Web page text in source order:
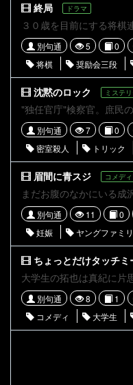
終局 ドラマ
別句通 5 0
将棋
奨励会三段
沈黙のロック ミステ
別句通 7 0
密室殺人
トリック
眉間に青スジ コメディ
別句通 11 0
妊娠
ヤングファミ
ちょっとだけタッチミ
別句通 8 1
コメディ
大学生